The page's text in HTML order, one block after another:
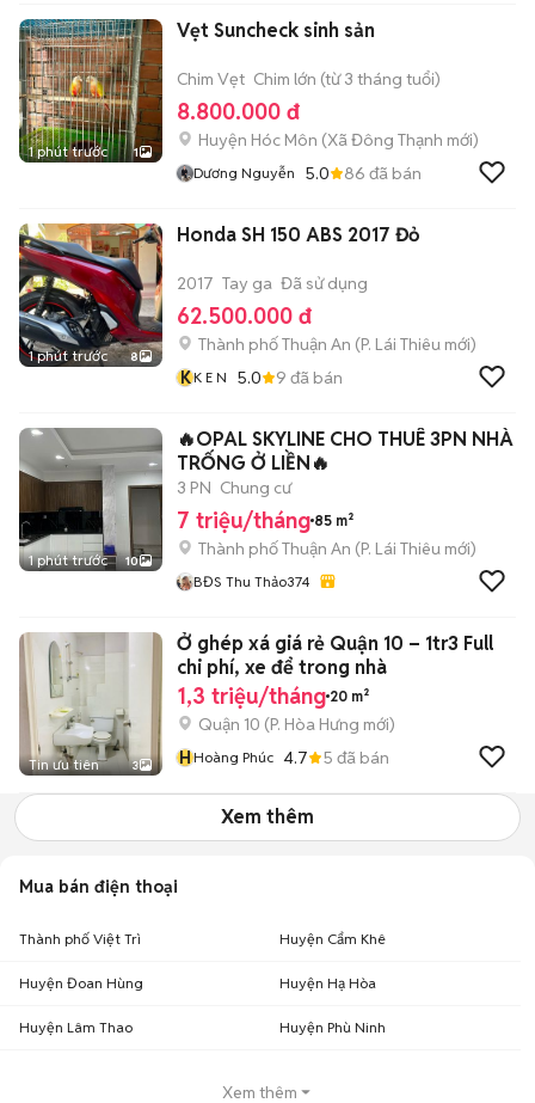
1 phút trước 1
Vẹt Suncheck sinh sản
Chim Vẹt Chim lớn (từ 3 tháng tuổi)
8.800.000 đ
Huyện Hóc Môn (Xã Đông Thạnh mới)
Dương Nguyễn 5.0 86 đã bán
1 phút trước 8
Honda SH 150 ABS 2017 Đỏ
2017 Tay ga Đã sử dụng
62.500.000 đ
Thành phố Thuận An (P. Lái Thiêu mới)
KK E N 5.0 9 đã bán
1 phút trước 10
🔥OPAL SKYLINE CHO THUÊ 3PN NHÀ
TRỐNG Ở LIỀN🔥
3 PN Chung cư
7 triệu/tháng 85 m²
Thành phố Thuận An (P. Lái Thiêu mới)
BĐS Thu Thảo374
Tin ưu tiên 3
Ở ghép xá giá rẻ Quận 10 – 1tr3 Full
chi phí, xe để trong nhà
1,3 triệu/tháng 20 m²
Quận 10 (P. Hòa Hưng mới)
HHoàng Phúc 4.7 5 đã bán
Xem thêm
Mua bán điện thoại
Thành phố Việt Trì Huyện Cẩm Khê
Huyện Đoan Hùng Huyện Hạ Hòa
Huyện Lâm Thao Huyện Phù Ninh
Xem thêm